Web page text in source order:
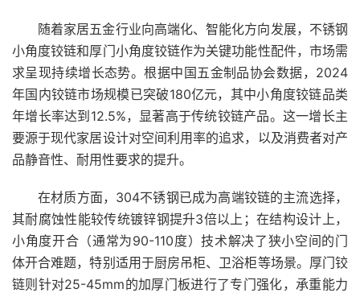
随着家居五金行业向高端化、智能化方向发展，不锈钢
小角度铰链和厚门小角度铰链作为关键功能性配件，市场需
求呈现持续增长态势。根据中国五金制品协会数据，2024
年国内铰链市场规模已突破180亿元，其中小角度铰链品类
年增长率达到12.5%，显著高于传统铰链产品。这一增长主
要源于现代家居设计对空间利用率的追求，以及消费者对产
品静音性、耐用性要求的提升。
在材质方面，304不锈钢已成为高端铰链的主流选择，
其耐腐蚀性能较传统镀锌钢提升3倍以上；在结构设计上，
小角度开合（通常为90-110度）技术解决了狭小空间的门
体开合难题，特别适用于厨房吊柜、卫浴柜等场景。厚门铰
链则针对25-45mm的加厚门板进行了专门强化，承重能力